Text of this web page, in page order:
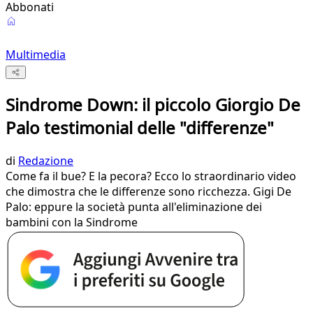
Abbonati
Multimedia
Sindrome Down: il piccolo Giorgio De
Palo testimonial delle "differenze"
di Redazione
Come fa il bue? E la pecora? Ecco lo straordinario video
che dimostra che le differenze sono ricchezza. Gigi De
Palo: eppure la società punta all'eliminazione dei
bambini con la Sindrome